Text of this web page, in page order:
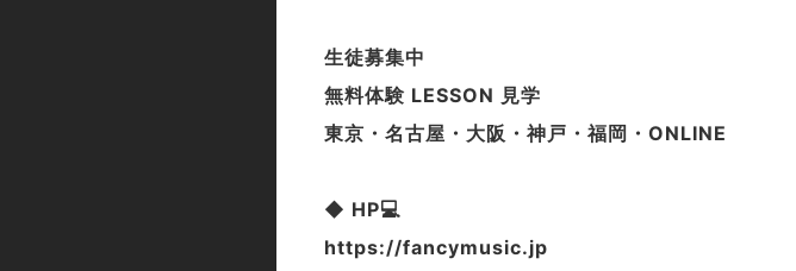
生徒募集中
無料体験 LESSON 見学
東京・名古屋・大阪・神戸・福岡・ONLINE
◆ HP💻
https://fancymusic.jp